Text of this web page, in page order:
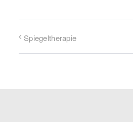
Spiegeltherapie